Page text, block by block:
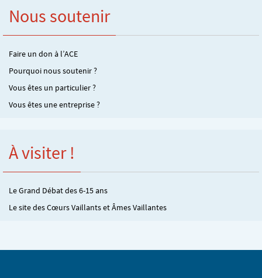
Nous soutenir
Faire un don à l’ACE
Pourquoi nous soutenir ?
Vous êtes un particulier ?
Vous êtes une entreprise ?
À visiter !
Le Grand Débat des 6-15 ans
Le site des Cœurs Vaillants et Âmes Vaillantes